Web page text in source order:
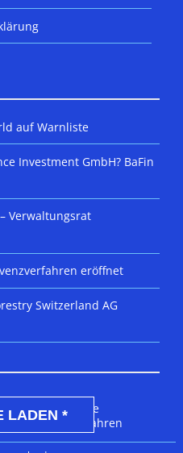
auf Warnliste
Investment GmbH? BaFin
Verwaltungsrat
eröffnet
Switzerland AG
MAP
LADEN *du die
Mehr erfahren